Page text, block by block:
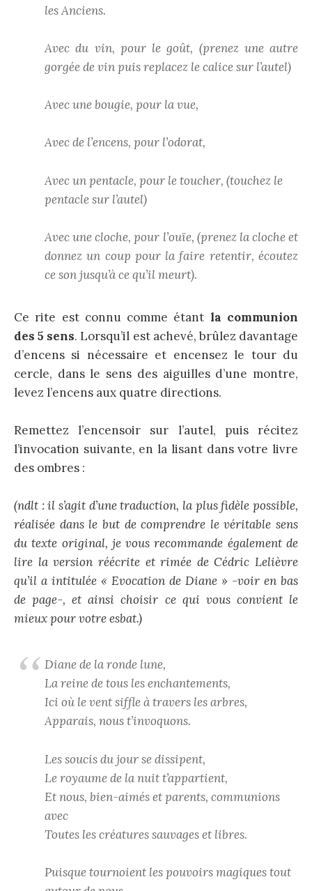
les Anciens.
Avec du vin, pour le goût, (prenez une autre
gorgée de vin puis replacez le calice sur l’autel)
Avec une bougie, pour la vue,
Avec de l’encens, pour l’odorat,
Avec un pentacle, pour le toucher, (touchez le
pentacle sur l’autel)
Avec une cloche, pour l’ouïe, (prenez la cloche et
donnez un coup pour la faire retentir, écoutez
ce son jusqu’à ce qu’il meurt).
Ce rite est connu comme étant la communion
des 5 sens. Lorsqu’il est achevé, brûlez davantage
d’encens si nécessaire et encensez le tour du
cercle, dans le sens des aiguilles d’une montre,
levez l’encens aux quatre directions.
Remettez l’encensoir sur l’autel, puis récitez
l’invocation suivante, en la lisant dans votre livre
des ombres :
(ndlt : il s’agit d’une traduction, la plus fidèle possible,
réalisée dans le but de comprendre le véritable sens
du texte original, je vous recommande également de
lire la version réécrite et rimée de Cédric Lelièvre
qu’il a intitulée « Evocation de Diane » -voir en bas
de page-, et ainsi choisir ce qui vous convient le
mieux pour votre esbat.)
Diane de la ronde lune,
La reine de tous les enchantements,
Ici où le vent siffle à travers les arbres,
Apparais, nous t’invoquons.
Les soucis du jour se dissipent,
Le royaume de la nuit t’appartient,
Et nous, bien-aimés et parents, communions
avec
Toutes les créatures sauvages et libres.
Puisque tournoient les pouvoirs magiques tout